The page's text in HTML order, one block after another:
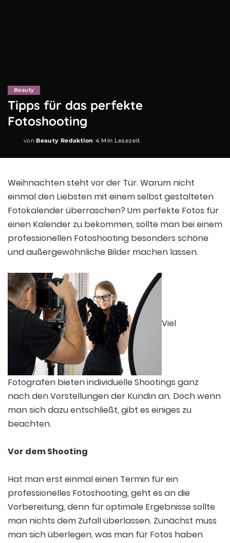
Beauty
Tipps für das perfekte
Fotoshooting
Posted
von Beauty Redaktion 4 Min Lesezeit
Weihnachten steht vor der Tür. Warum nicht
einmal den Liebsten mit einem selbst gestalteten
Fotokalender überraschen? Um perfekte Fotos für
einen Kalender zu bekommen, sollte man bei einem
professionellen Fotoshooting besonders schöne
und außergewöhnliche Bilder machen lassen.
Viel
Fotografen bieten individuelle Shootings ganz
nach den Vorstellungen der Kundin an. Doch wenn
man sich dazu entschließt, gibt es einiges zu
beachten.
Vor dem Shooting
Hat man erst einmal einen Termin für ein
professionelles Fotoshooting, geht es an die
Vorbereitung, denn für optimale Ergebnisse sollte
man nichts dem Zufall überlassen. Zunächst muss
man sich überlegen, was man für Fotos haben